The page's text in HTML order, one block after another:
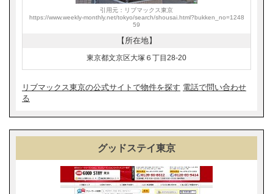
引用元：リブマックス東京
https://www.weekly-monthly.net/tokyo/search/shousai.html?bukken_no=1248
59
【所在地】
東京都文京区大塚６丁目28-20
リブマックス東京の公式サイトで物件を探す 電話で問い合わせ
る
グッドステイ東京